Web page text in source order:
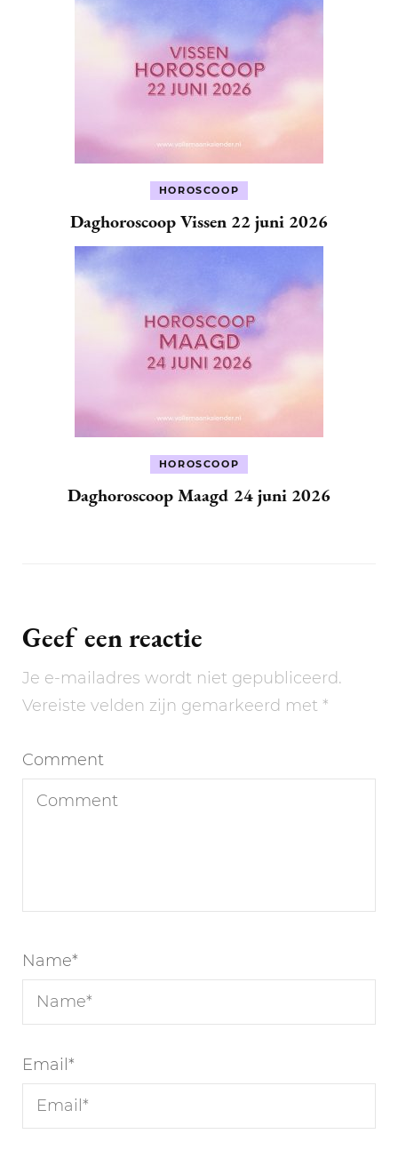
HOROSCOOP
Daghoroscoop Vissen 22 juni 2026
HOROSCOOP
Daghoroscoop Maagd 24 juni 2026
Geef een reactie
Je e-mailadres wordt niet gepubliceerd.
Vereiste velden zijn gemarkeerd met *
Comment
Name*
Email*